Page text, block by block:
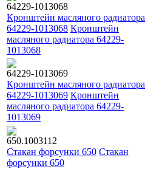
64229-1013068
Кронштейн масляного радиатора
64229-1013068 Кронштейн
масляного радиатора 64229-
1013068
64229-1013069
Кронштейн масляного радиатора
64229-1013069 Кронштейн
масляного радиатора 64229-
1013069
650.1003112
Стакан форсунки 650 Стакан
форсунки 650